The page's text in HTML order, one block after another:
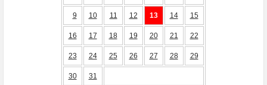
9 10 11 12 13 14 15
16 17 18 19 20 21 22
23 24 25 26 27 28 29
30 31